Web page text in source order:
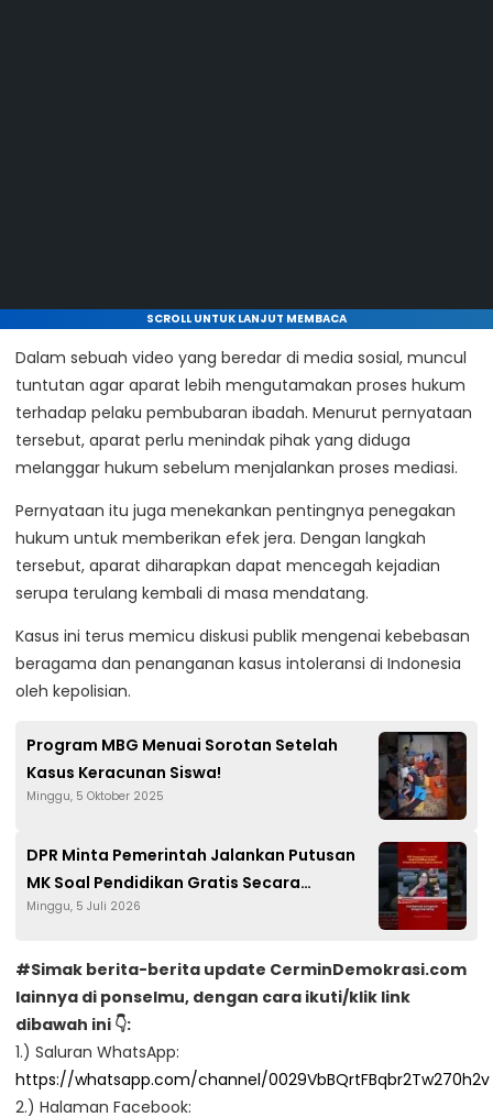
SCROLL UNTUK LANJUT MEMBACA
Dalam sebuah video yang beredar di media sosial, muncul
tuntutan agar aparat lebih mengutamakan proses hukum
terhadap pelaku pembubaran ibadah. Menurut pernyataan
tersebut, aparat perlu menindak pihak yang diduga
melanggar hukum sebelum menjalankan proses mediasi.
Pernyataan itu juga menekankan pentingnya penegakan
hukum untuk memberikan efek jera. Dengan langkah
tersebut, aparat diharapkan dapat mencegah kejadian
serupa terulang kembali di masa mendatang.
Kasus ini terus memicu diskusi publik mengenai kebebasan
beragama dan penanganan kasus intoleransi di Indonesia
oleh kepolisian.
Program MBG Menuai Sorotan Setelah
Kasus Keracunan Siswa!
Minggu, 5 Oktober 2025
DPR Minta Pemerintah Jalankan Putusan
MK Soal Pendidikan Gratis Secara
Bertahap
Minggu, 5 Juli 2026
#Simak berita-berita update CerminDemokrasi.com
lainnya di ponselmu, dengan cara ikuti/klik link
dibawah ini 👇:
1.) Saluran WhatsApp:
https://whatsapp.com/channel/0029VbBQrtFBqbr2Tw270h2v
2.) Halaman Facebook: